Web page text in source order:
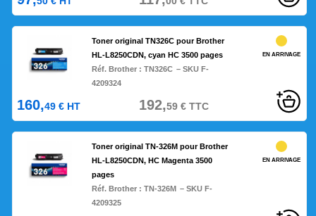
Toner original TN326C pour Brother
HL-L8250CDN, cyan HC 3500 pages
Réf. Brother :TN326C – SKU F-
4209324
EN ARRIVAGE
160,49 € HT 192,59€TTC
Toner original TN-326M pour Brother
HL-L8250CDN, HC Magenta 3500
pages
Réf. Brother :TN-326M – SKU F-
4209325
EN ARRIVAGE